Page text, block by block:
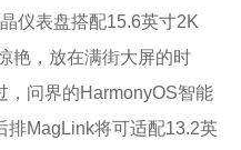
仪表盘搭配15.6英寸2K
艳，放在满街大屏的时
，问界的HarmonyOS智能
排MagLink将可适配13.2英